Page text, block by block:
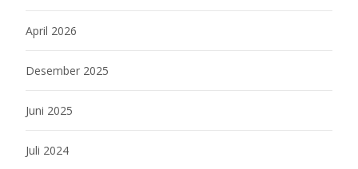
April 2026
Desember 2025
Juni 2025
Juli 2024